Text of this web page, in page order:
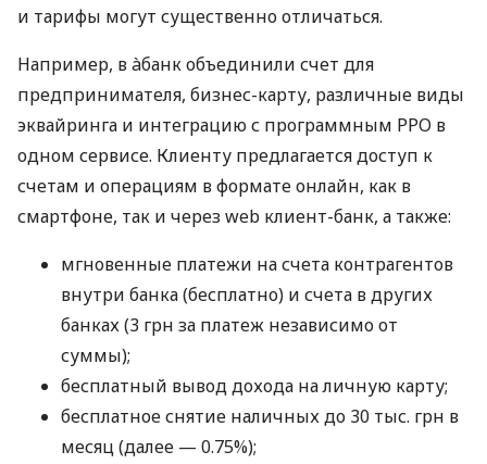
и тарифы могут существенно отличаться.
Например, в àбанк объединили счет для
предпринимателя, бизнес-карту, различные виды
эквайринга и интеграцию с программным РРО в
одном сервисе. Клиенту предлагается доступ к
счетам и операциям в формате онлайн, как в
смартфоне, так и через web клиент-банк, а также:
мгновенные платежи на счета контрагентов
внутри банка (бесплатно) и счета в других
банках (3 грн за платеж независимо от
суммы);
бесплатный вывод дохода на личную карту;
бесплатное снятие наличных до 30 тыс. грн в
месяц (далее — 0.75%);